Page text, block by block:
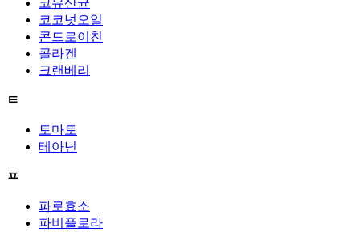
코코넛오일
콘드로이친
콜라겐
크랜베리
ㅌ
토마토
테아닌
ㅍ
파로효소
파비플로라